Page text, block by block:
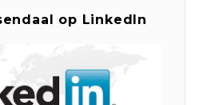
op LinkedIn